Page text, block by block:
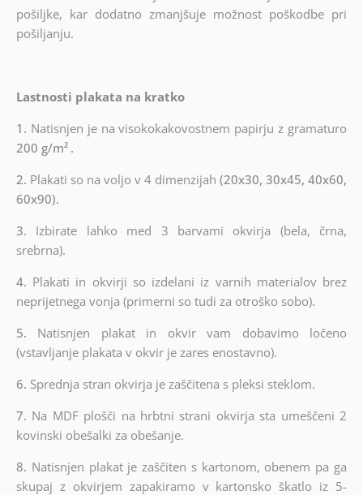
pošiljke, kar dodatno zmanjšuje možnost poškodbe pri
pošiljanju.
Lastnosti plakata na kratko
1. Natisnjen je na visokokakovostnem papirju z gramaturo
200 g/m² .
2. Plakati so na voljo v 4 dimenzijah(20x30, 30x45, 40x60,
60x90).
3. Izbirate lahko med 3 barvami okvirja (bela, črna,
srebrna).
4. Plakati in okvirji so izdelani iz varnih materialov brez
neprijetnega vonja (primerni so tudi za otroško sobo).
5. Natisnjen plakat in okvir vam dobavimo ločeno
(vstavljanje plakata v okvir je zares enostavno).
6. Sprednja stran okvirja je zaščitena s pleksi steklom.
7. Na MDF plošči na hrbtni strani okvirja sta umeščeni 2
kovinski obešalki za obešanje.
8. Natisnjen plakat je zaščiten s kartonom, obenem pa ga
skupaj z okvirjem zapakiramo v kartonsko škatlo iz 5-